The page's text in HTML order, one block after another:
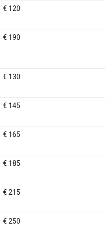
€ 120
€ 190
€ 130
€ 145
€ 165
€ 185
€ 215
€ 250